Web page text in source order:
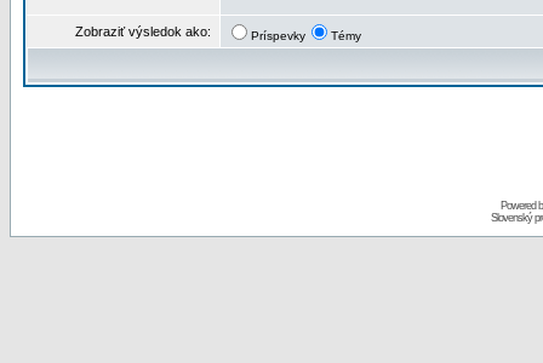
Zobraziť výsledok ako: Príspevky Témy
Powered
Slovenský